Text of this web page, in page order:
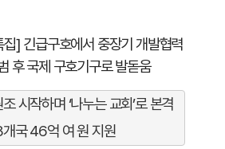
] 긴급구호에서 중장기 개발협력
후 국제 구호기구로 발돋움
시작하며 ‘나누는 교회’로 본격
국 46억 여 원 지원